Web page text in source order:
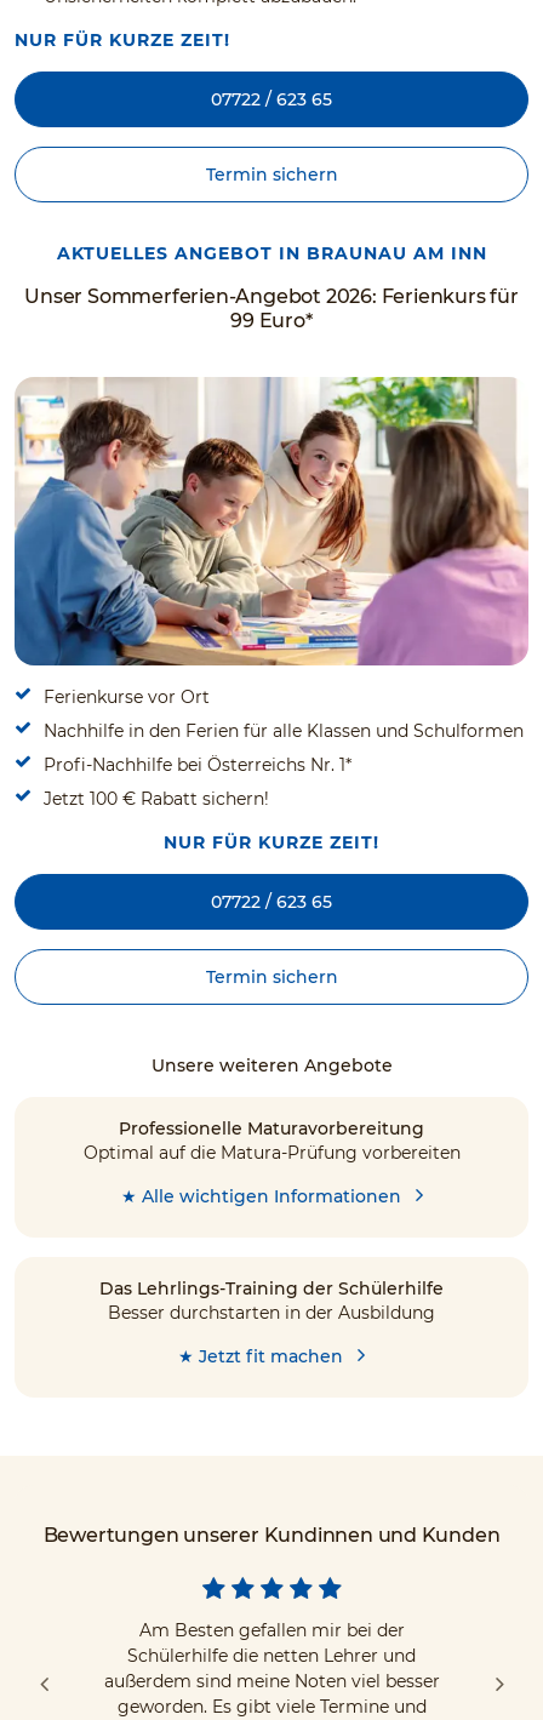
NUR FÜR KURZE ZEIT!
07722 / 623 65
Termin sichern
AKTUELLES ANGEBOT IN BRAUNAU AM INN
Unser Sommerferien-Angebot 2026: Ferienkurs für
99 Euro*
Ferienkurse vor Ort
Nachhilfe in den Ferien für alle Klassen und Schulformen
Profi-Nachhilfe bei Österreichs Nr. 1*
Jetzt 100 € Rabatt sichern!
NUR FÜR KURZE ZEIT!
07722 / 623 65
Termin sichern
Unsere weiteren Angebote
Professionelle Maturavorbereitung
Optimal auf die Matura-Prüfung vorbereiten
★ Alle wichtigen Informationen
Das Lehrlings-Training der Schülerhilfe
Besser durchstarten in der Ausbildung
★ Jetzt fit machen
Bewertungen unserer Kundinnen und Kunden
Am Besten gefallen mir bei der
Schülerhilfe die netten Lehrer und
außerdem sind meine Noten viel besser
geworden. Es gibt viele Termine und